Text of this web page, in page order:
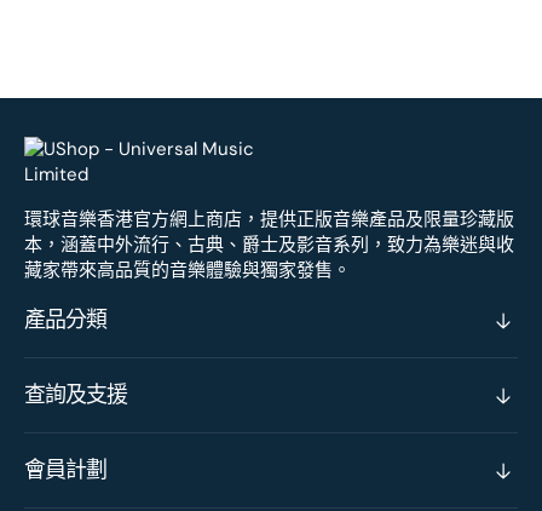
環球音樂香港官方網上商店，提供正版音樂產品及限量珍藏版
本，涵蓋中外流行、古典、爵士及影音系列，致力為樂迷與收
藏家帶來高品質的音樂體驗與獨家發售。
產品分類
查詢及支援
會員計劃